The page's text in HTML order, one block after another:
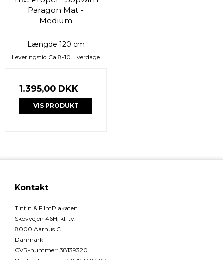
Paragon Mat -
Medium
Længde 120 cm
Leveringstid Ca 8-10 Hverdage
1.395,00 DKK
VIS PRODUKT
Kontakt
Tintin & FilmPlakaten
Skovvejen 46H, kl. tv.
8000 Aarhus C
Danmark
CVR-nummer: 38139320